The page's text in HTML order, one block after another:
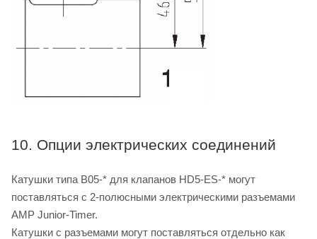
10. Опции электрических соединений
Катушки типа B05-* для клапанов HD5-ES-* могут
поставляться с 2-полюсными электрическими разъемами
AMP Junior-Timer.
Катушки с разъемами могут поставляться отдельно как